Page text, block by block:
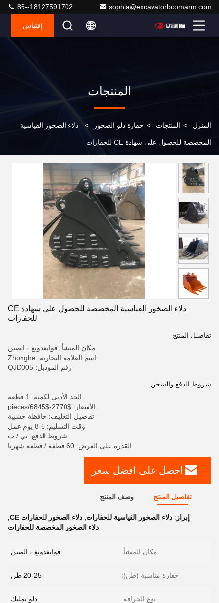
sophia@excavatorboomarm.com
86--18127591702
إقتباس
المنتجات
المنزل > المنتجات > حفارة دلو الصخور > دلاء الصخور القياسية
المخصصة للحصول على شهادة CE للحفارات
دلاء الصخور القياسية المخصصة للحصول على شهادة CE
للحفارات
تفاصيل المنتج
مكان المنشأ: قوانغدونغ ، الصين
اسم العلامة التجارية: Zhonghe
رقم الموديل: QJD005
شروط الدفع والشحن
الحد الأدنى لكمية: 1 قطعة
الأسعار: $2770-$6845/pieces
تفاصيل التغليف: حافظة خشبية
وقت التسليم: 5-8 يوم عمل
شروط الدفع: تي / ت
القدرة على العرض: 60 قطعة / قطعة شهريا
احصل على افضل سعر
تفاصيل المنتج وصف المنتج
إبراز: دلاء الصخور القياسية للحفارات, دلاء الصخور للحفارات CE
,
دلاء الصخور المخصصة للحفارات
مكان المنشأ: قوانغدونغ ، الصين
حفارة مناسبة (طن): 20-25 طن
نوع الجرافة: دلو تمليك